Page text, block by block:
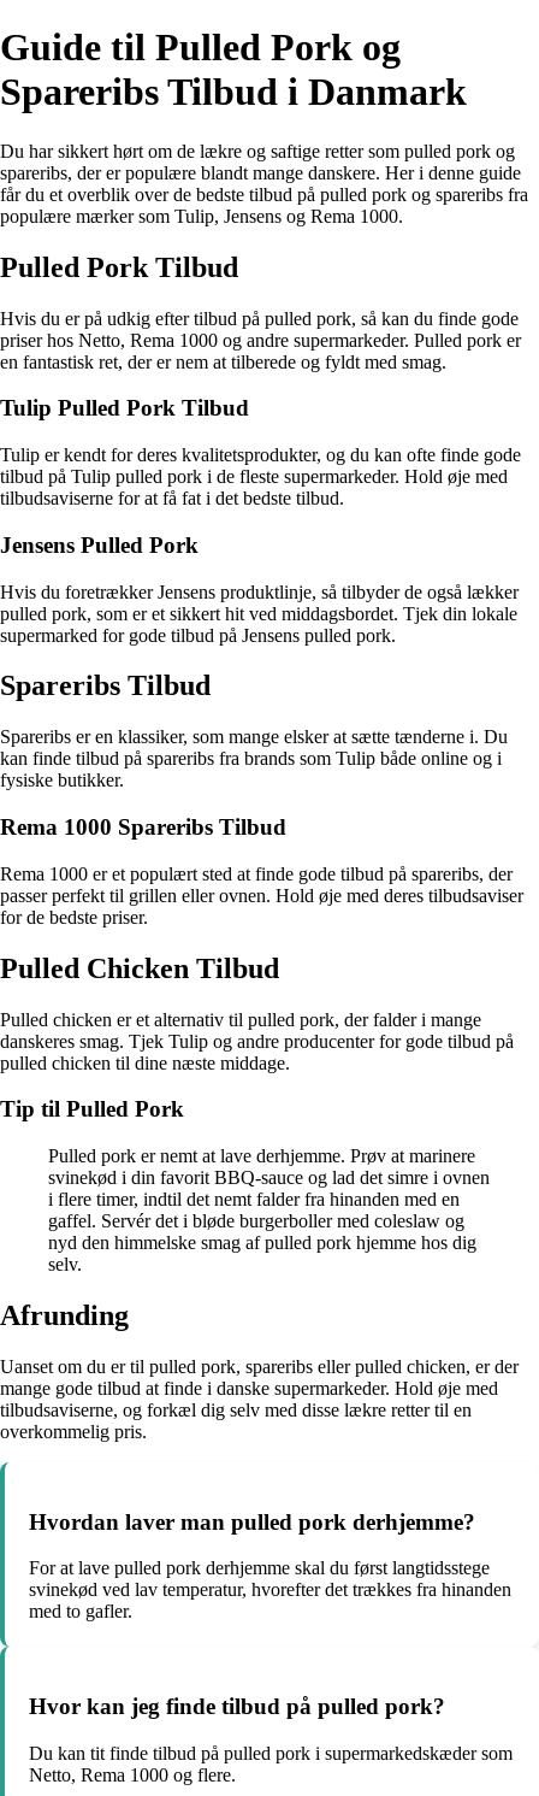
Guide til Pulled Pork og
Spareribs Tilbud i Danmark
Du har sikkert hørt om de lækre og saftige retter som pulled pork og
spareribs, der er populære blandt mange danskere. Her i denne guide
får du et overblik over de bedste tilbud på pulled pork og spareribs fra
populære mærker som Tulip, Jensens og Rema 1000.
Pulled Pork Tilbud
Hvis du er på udkig efter tilbud på pulled pork, så kan du finde gode
priser hos Netto, Rema 1000 og andre supermarkeder. Pulled pork er
en fantastisk ret, der er nem at tilberede og fyldt med smag.
Tulip Pulled Pork Tilbud
Tulip er kendt for deres kvalitetsprodukter, og du kan ofte finde gode
tilbud på Tulip pulled pork i de fleste supermarkeder. Hold øje med
tilbudsaviserne for at få fat i det bedste tilbud.
Jensens Pulled Pork
Hvis du foretrækker Jensens produktlinje, så tilbyder de også lækker
pulled pork, som er et sikkert hit ved middagsbordet. Tjek din lokale
supermarked for gode tilbud på Jensens pulled pork.
Spareribs Tilbud
Spareribs er en klassiker, som mange elsker at sætte tænderne i. Du
kan finde tilbud på spareribs fra brands som Tulip både online og i
fysiske butikker.
Rema 1000 Spareribs Tilbud
Rema 1000 er et populært sted at finde gode tilbud på spareribs, der
passer perfekt til grillen eller ovnen. Hold øje med deres tilbudsaviser
for de bedste priser.
Pulled Chicken Tilbud
Pulled chicken er et alternativ til pulled pork, der falder i mange
danskeres smag. Tjek Tulip og andre producenter for gode tilbud på
pulled chicken til dine næste middage.
Tip til Pulled Pork
Pulled pork er nemt at lave derhjemme. Prøv at marinere
svinekød i din favorit BBQ-sauce og lad det simre i ovnen
i flere timer, indtil det nemt falder fra hinanden med en
gaffel. Servér det i bløde burgerboller med coleslaw og
nyd den himmelske smag af pulled pork hjemme hos dig
selv.
Afrunding
Uanset om du er til pulled pork, spareribs eller pulled chicken, er der
mange gode tilbud at finde i danske supermarkeder. Hold øje med
tilbudsaviserne, og forkæl dig selv med disse lækre retter til en
overkommelig pris.
Hvordan laver man pulled pork derhjemme?
For at lave pulled pork derhjemme skal du først langtidsstege
svinekød ved lav temperatur, hvorefter det trækkes fra hinanden
med to gafler.
Hvor kan jeg finde tilbud på pulled pork?
Du kan tit finde tilbud på pulled pork i supermarkedskæder som
Netto, Rema 1000 og flere.